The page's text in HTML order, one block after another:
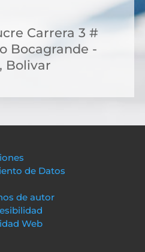
Carrera 3 #
Bocagrande -
Bolivar
de Datos
de autor
Web